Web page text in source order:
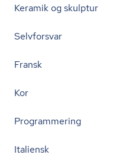
Keramik og skulptur
Selvforsvar
Fransk
Kor
Programmering
Italiensk